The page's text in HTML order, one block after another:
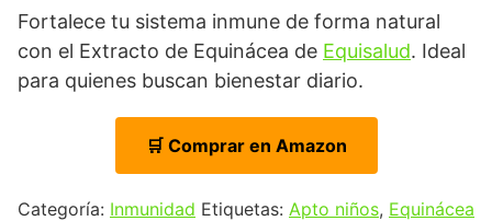
Fortalece tu sistema inmune de forma natural
con el Extracto de Equinácea de Equisalud. Ideal
para quienes buscan bienestar diario.
🛒 Comprar en Amazon
Categoría: Inmunidad Etiquetas: Apto niños, Equinácea